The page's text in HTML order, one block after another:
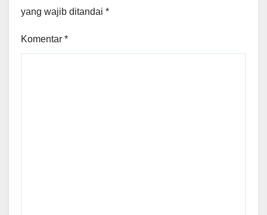
yang wajib ditandai *
Komentar *